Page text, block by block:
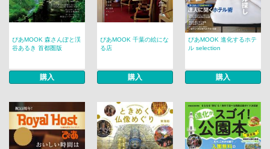
ぴあMOOK 森さんぽと渓
谷あるき 首都圏版
購入
ぴあMOOK 千葉の絵にな
る店
購入
ぴあMOOK 進化するホテ
ル selection
購入